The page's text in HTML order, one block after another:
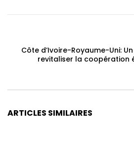
Côte d’Ivoire-Royaume-Uni:
revitaliser la coopération
ARTICLES SIMILAIRES